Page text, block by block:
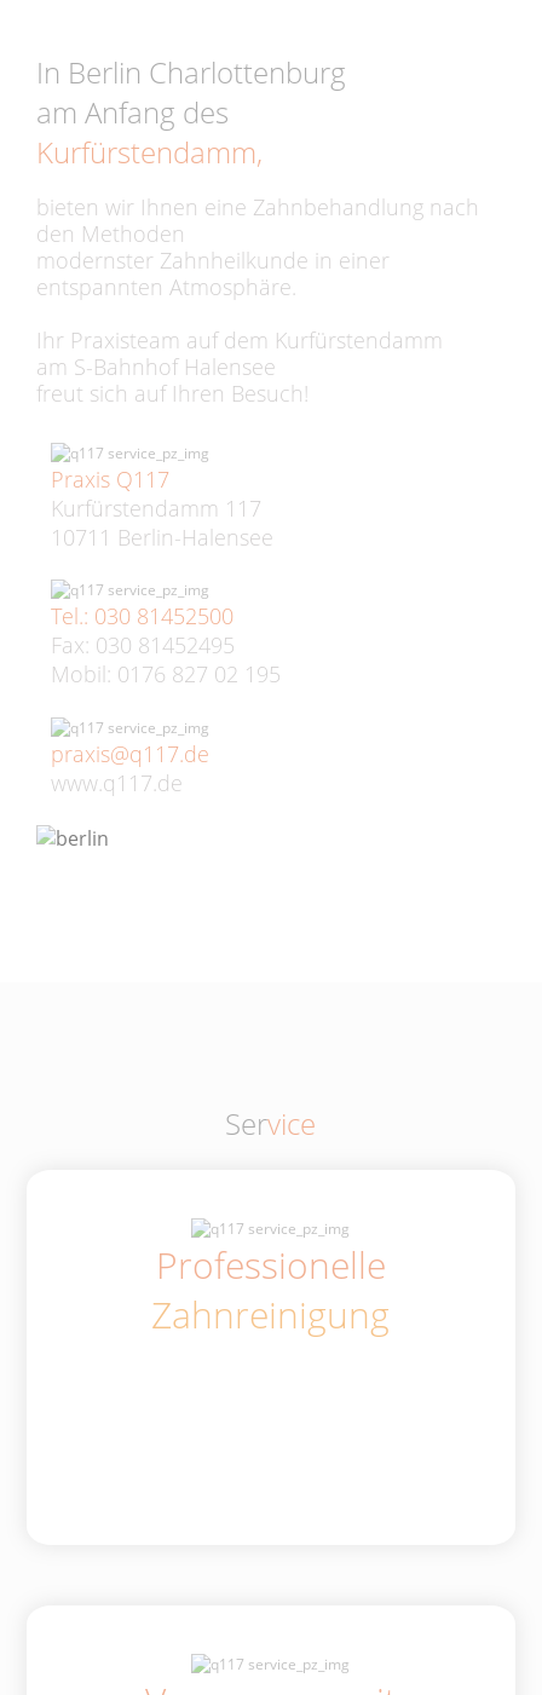
In Berlin Charlottenburg
am Anfang des
Kurfürstendamm,
bieten wir Ihnen eine Zahnbehandlung nach
den Methoden
modernster Zahnheilkunde in einer
entspannten Atmosphäre.
Ihr Praxisteam auf dem Kurfürstendamm
am S-Bahnhof Halensee
freut sich auf Ihren Besuch!
Praxis Q117
Kurfürstendamm 117
10711 Berlin-Halensee
Tel.: 030 81452500
Fax: 030 81452495
Mobil: 0176 827 02 195
praxis@q117.de
www.q117.de
Service
Professionelle
Zahnreinigung